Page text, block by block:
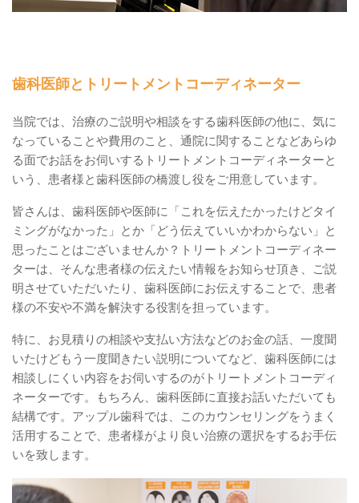
歯科医師とトリートメントコーディネーター
当院では、治療のご説明や相談をする歯科医師の他に、気に
なっていることや費用のこと、通院に関することなどあらゆ
る面でお話をお伺いするトリートメントコーディネーターと
いう、患者様と歯科医師の橋渡し役をご用意しています。
皆さんは、歯科医師や医師に「これを伝えたかったけどタイ
ミングがなかった」とか「どう伝えていいかわからない」と
思ったことはございませんか？トリートメントコーディネー
ターは、そんな患者様の伝えたい情報をお知らせ頂き、ご説
明させていただいたり、歯科医師にお伝えすることで、患者
様の不安や不満を解決する役割を担っています。
特に、お見積りの相談や支払い方法などのお金の話、一度聞
いたけどもう一度聞きたい説明についてなど、歯科医師には
相談しにくい内容をお伺いするのがトリートメントコーディ
ネーターです。もちろん、歯科医師に直接お話いただいても
結構です。アップル歯科では、このカウンセリングをうまく
活用することで、患者様がより良い治療の選択をするお手伝
いを致します。